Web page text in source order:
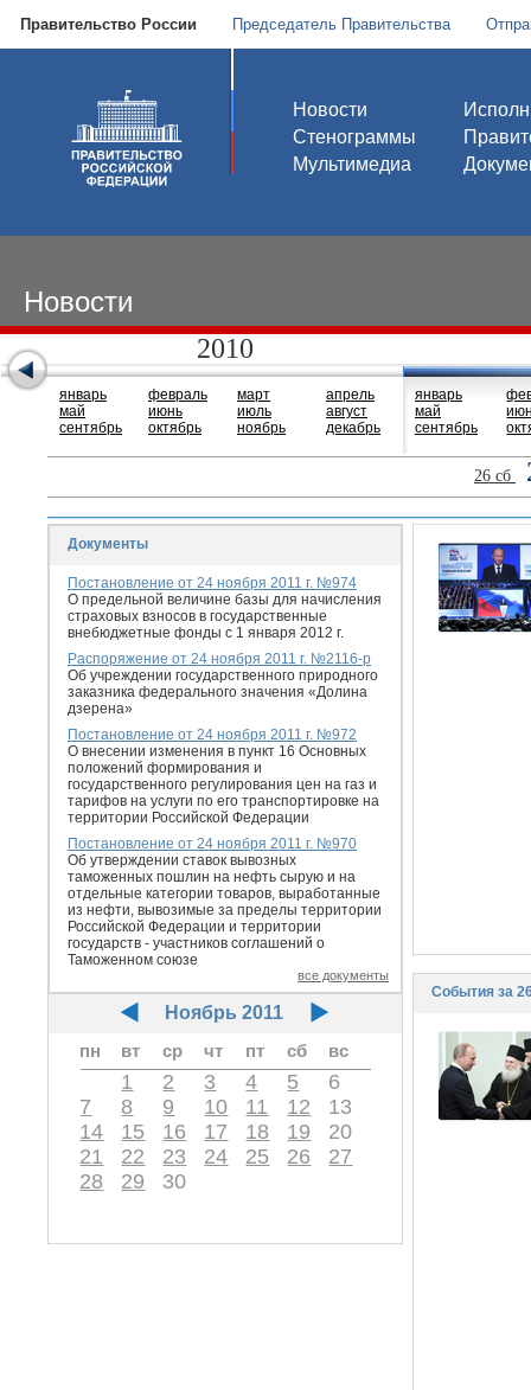
Правительство России Председатель Правительства
Новости
Стенограммы
Мультимедиа
Новости
2010
январь
май
сентябрь
февраль
июнь
октябрь
март
июль
ноябрь
апрель
август
декабрь
январь
май
сентябрь
26 сб
Документы
Постановление от 24 ноября 2011 г. №974
О предельной величине базы для начисления
страховых взносов в государственные
внебюджетные фонды с 1 января 2012 г.
Распоряжение от 24 ноября 2011 г. №2116-р
Об учреждении государственного природного
заказника федерального значения «Долина
дзерена»
Постановление от 24 ноября 2011 г. №972
О внесении изменения в пункт 16 Основных
положений формирования и
государственного регулирования цен на газ и
тарифов на услуги по его транспортировке на
территории Российской Федерации
Постановление от 24 ноября 2011 г. №970
Об утверждении ставок вывозных
таможенных пошлин на нефть сырую и на
отдельные категории товаров, выработанные
из нефти, вывозимые за пределы территории
Российской Федерации и территории
государств - участников соглашений о
Таможенном союзе
все документы
Ноябрь 2011
пн
вт ср чт пт сб вс
1 2 3 4 5
6
7
8 9 10 11 12
13
14
15 16 17 18 19
20
21
22 23 24 25 26
27
28
29 30
События за